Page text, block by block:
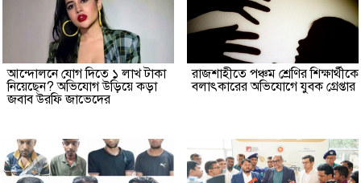
আন্দোলনে যোগ দিতে ১ লাখ টাকা
নিয়েছেন? অভিযোগ উড়িয়ে কড়া
জবাব উরফি জাভেদের
রাজশাহীতে পঞ্চম শ্রেণির শিক্ষার্থীকে
বলাৎকারের অভিযোগে যুবক গ্রেপ্তার